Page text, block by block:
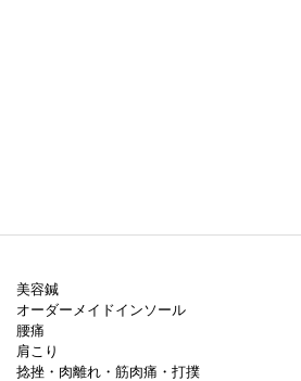
美容鍼
オーダーメイドインソール
腰痛
肩こり
捻挫・肉離れ・筋肉痛・打撲